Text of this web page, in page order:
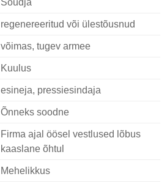
Sõudja
regenereeritud või ülestõusnud
võimas, tugev armee
Kuulus
esineja, pressiesindaja
Õnneks soodne
Firma ajal öösel vestlused lõbus
kaaslane õhtul
Mehelikkus